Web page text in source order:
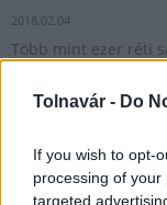
Tolnavár - Do
If you wish to opt-
processing of
targeted
2018.02.04
Több mint ezer réti
által szervezett
Orbán Zoltán, az
Az egész